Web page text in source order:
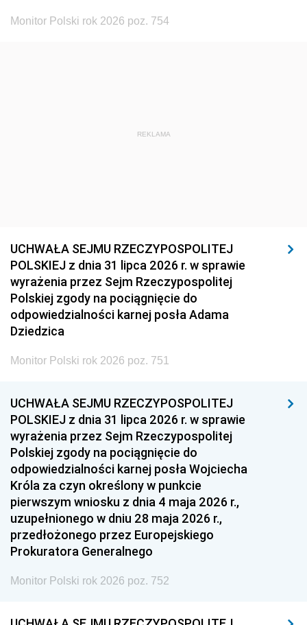
Monitor Polski rok 2026 poz. 754
REKLAMA
UCHWAŁA SEJMU RZECZYPOSPOLITEJ
POLSKIEJ z dnia 31 lipca 2026 r. w sprawie
wyrażenia przez Sejm Rzeczypospolitej
Polskiej zgody na pociągnięcie do
odpowiedzialności karnej posła Adama
Dziedzica
Monitor Polski rok 2026 poz. 751
UCHWAŁA SEJMU RZECZYPOSPOLITEJ
POLSKIEJ z dnia 31 lipca 2026 r. w sprawie
wyrażenia przez Sejm Rzeczypospolitej
Polskiej zgody na pociągnięcie do
odpowiedzialności karnej posła Wojciecha
Króla za czyn określony w punkcie
pierwszym wniosku z dnia 4 maja 2026 r.,
uzupełnionego w dniu 28 maja 2026 r.,
przedłożonego przez Europejskiego
Prokuratora Generalnego
Monitor Polski rok 2026 poz. 752